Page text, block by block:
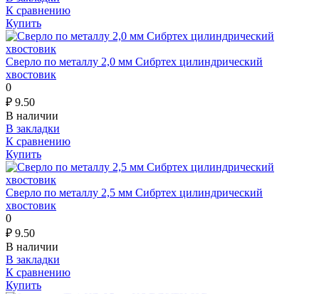
К сравнению
Купить
Сверло по металлу 2,0 мм Сибртех цилиндрический
хвостовик
0
₽ 9.50
В наличии
В закладки
К сравнению
Купить
Сверло по металлу 2,5 мм Сибртех цилиндрический
хвостовик
0
₽ 9.50
В наличии
В закладки
К сравнению
Купить